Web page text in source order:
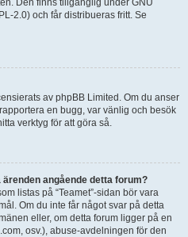
Den finns tillgänglig under GNU
2.0) och får distribueras fritt. Se
av phpBB Limited. Om du anser
en bugg, var vänlig och besök
verktyg för att göra så.
angående detta forum?
listas på “Teamet”-sidan bör vara
Om du inte får något svar på detta
eller, om detta forum ligger på en
osv.), abuse-avdelningen för den